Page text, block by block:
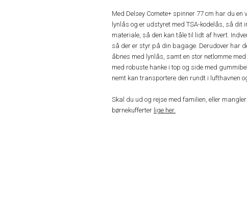
Med Delsey Comete+ spinner 77 cm har du
lynlås og er udstyret med TSA-kodelås, så
materiale, så den kan tåle til lidt af hvert.
så der er styr på din bagage. Derudover har
åbnes med lynlås, samt en stor netlomme
med robuste hanke i top og side med
nemt kan transportere den rundt i lufthavnen
Skal du ud og rejse med familien, eller
børnekufferter lige her.